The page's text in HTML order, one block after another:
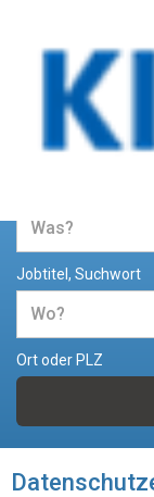
Jobs und
Künstliche
Jobtitel, Suchwort
Ort oder PLZ